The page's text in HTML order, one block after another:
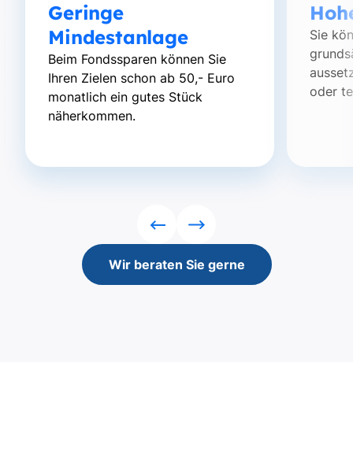
Geringe
Mindestanlage
Beim Fondssparen können Sie
Ihren Zielen schon ab 50,- Euro
monatlich ein gutes Stück
näherkommen.
Sie
oder
RückwärtsVorwärts
Wir beraten Sie gerne